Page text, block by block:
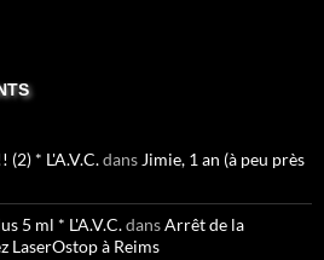
* L'A.V.C.dans Jimie, 1 an (à peu près
5 ml * L'A.V.C.dansArrêt de la
LaserOstop à Reims